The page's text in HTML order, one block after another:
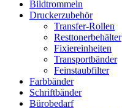
Bildtrommeln
Druckerzubehör
Transfer-Rollen
Resttonerbehälter
Fixiereinheiten
Transportbänder
Feinstaubfilter
Farbbänder
Schriftbänder
Bürobedarf